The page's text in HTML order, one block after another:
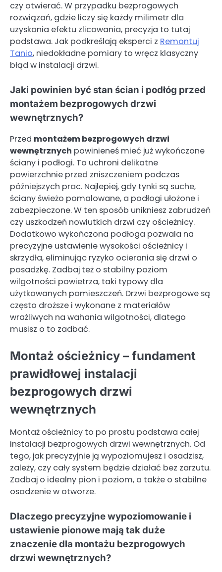
czy otwierać. W przypadku bezprogowych
rozwiązań, gdzie liczy się każdy milimetr dla
uzyskania efektu zlicowania, precyzja to tutaj
podstawa. Jak podkreślają eksperci z Remontuj
Tanio, niedokładne pomiary to wręcz klasyczny
błąd w instalacji drzwi.
Jaki powinien być stan ścian i podłóg przed
montażem bezprogowych drzwi
wewnętrznych?
Przed montażem bezprogowych drzwi
wewnętrznych powinieneś mieć już wykończone
ściany i podłogi. To uchroni delikatne
powierzchnie przed zniszczeniem podczas
późniejszych prac. Najlepiej, gdy tynki są suche,
ściany świeżo pomalowane, a podłogi ułożone i
zabezpieczone. W ten sposób unikniesz zabrudzeń
czy uszkodzeń nowiutkich drzwi czy ościeżnicy.
Dodatkowo wykończona podłoga pozwala na
precyzyjne ustawienie wysokości ościeżnicy i
skrzydła, eliminując ryzyko ocierania się drzwi o
posadzkę. Zadbaj też o stabilny poziom
wilgotności powietrza, taki typowy dla
użytkowanych pomieszczeń. Drzwi bezprogowe są
często droższe i wykonane z materiałów
wrażliwych na wahania wilgotności, dlatego
musisz o to zadbać.
Montaż ościeżnicy – fundament
prawidłowej instalacji
bezprogowych drzwi
wewnętrznych
Montaż ościeżnicy to po prostu podstawa całej
instalacji bezprogowych drzwi wewnętrznych. Od
tego, jak precyzyjnie ją wypoziomujesz i osadzisz,
zależy, czy cały system będzie działać bez zarzutu.
Zadbaj o idealny pion i poziom, a także o stabilne
osadzenie w otworze.
Dlaczego precyzyjne wypoziomowanie i
ustawienie pionowe mają tak duże
znaczenie dla montażu bezprogowych
drzwi wewnętrznych?